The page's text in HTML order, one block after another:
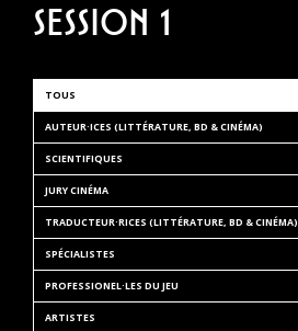
Session 1
TOUS
AUTEUR·ICES (LITTÉRATURE, BD & CINÉMA)
SCIENTIFIQUES
JURY CINÉMA
TRADUCTEUR·RICES (LITTÉRATURE, BD & CINÉMA)
SPÉCIALISTES
PROFESSIONEL·LES DU JEU
ARTISTES